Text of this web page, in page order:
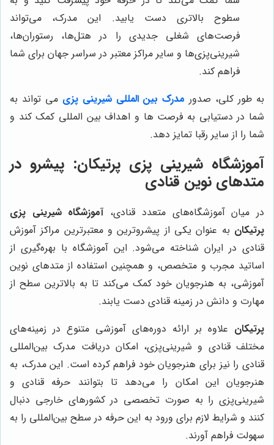
سطوح بالاتری دست یابید. این مدرک، می‌تواند
فرصت‌های شغلی جدیدی را در هتل‌ها، رستوران‌ها،
شیرینی‌پزی‌ها و سایر مراکز معتبر در سراسر جهان برای شما
فراهم کند.
به طور کلی، صدور مدرک بین المللی شیرینی پزی می ‌تواند به
شما در دستیابی به فرصت ‌ها و اهداف بین ‌المللی کمک کند و
شما را از سایر رقبا تمایز دهد.
آموزشگاه شیرینی پزی پرتیکان: پیشرو در
متدهای نوین قنادی
در میان آموزشگاه‌های متعدد قنادی،آموزشگاه شیرینی پزی
پرتیکان به عنوان یکی از پیشروترین و معتبرترین مراکز آموزش
قنادی در ایران شناخته می‌شود. این آموزشگاه با بهره‌گیری از
اساتید مجرب و متخصص، و همچنین استفاده از متدهای نوین
آموزشی، به هنرجویان خود کمک می‌کند تا به بالاترین سطح از
مهارت و دانش در زمینه قنادی دست یابند.
پرتیکان علاوه بر ارائه دوره‌های آموزشی متنوع در زمینه‌های
مختلف قنادی و شیرینی‌پزی، امکان دریافت مدرک بین‌المللی
قنادی را نیز برای هنرجویان خود فراهم کرده است. این مدرک، به
هنرجویان این امکان را می‌دهد تا بتوانند حرفه قنادی و
شیرینی‌پزی را به صورت تخصصی در کشورهای خارجی دنبال
کنند و شرایط لازم برای ورود به این حرفه در سطح بین‌المللی را به
سهولت فراهم آورند.